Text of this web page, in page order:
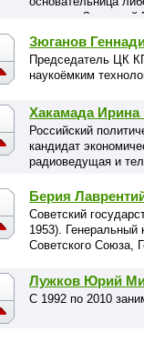
союз» и
Зюганов
Председатель ЦК
наукоёмким
Хакамада Ирина
Российский
кандидат
радиоведущая и
Берия
Советский
1953). Генеральный
Советского Союза,
Лужков Юрий
С 1992 по 2010